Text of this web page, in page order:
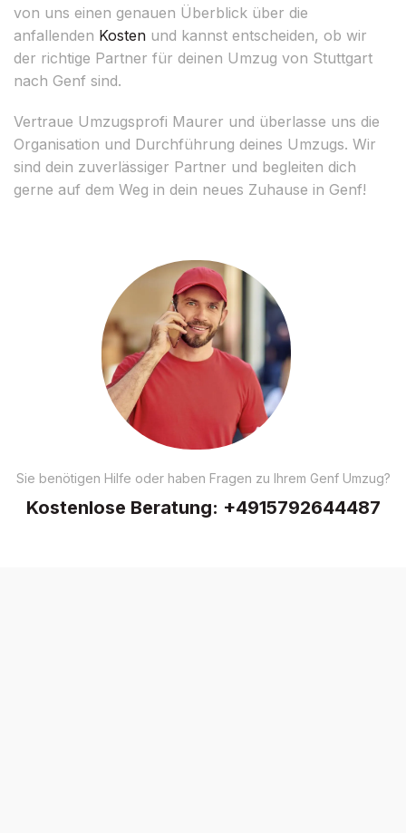
von uns einen genauen Überblick über die
anfallenden Kosten und kannst entscheiden, ob wir
der richtige Partner für deinen Umzug von Stuttgart
nach Genf sind.
Vertraue Umzugsprofi Maurer und überlasse uns die
Organisation und Durchführung deines Umzugs. Wir
sind dein zuverlässiger Partner und begleiten dich
gerne auf dem Weg in dein neues Zuhause in Genf!
Sie benötigen Hilfe oder haben Fragen zu Ihrem Genf Umzug?
Kostenlose Beratung: +4915792644487